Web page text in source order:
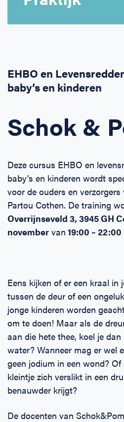
BHV voor Primair
EHBO voor Sportclubs
Levensreddend handelen
Zakelijk veelgestelde
Direct boeken
EHBO en
baby’s en kinderen
Schok &
Deze cursus EHBO en
baby’s en kinderen wordt
voor de ouders en
Partou Cothen. De training
Overrijnseveld 3, 3945 GH
november van 19:00 –
Eens kijken of er een kraal in
tussen de deur of een
jonge kinderen worden
om te doen! Maar als de
aan die hete thee, koel je
water? Wanneer mag er wel
geen jodium in een wond?
kleintje zich verslikt in een
benauwder krijgt?
De docenten van